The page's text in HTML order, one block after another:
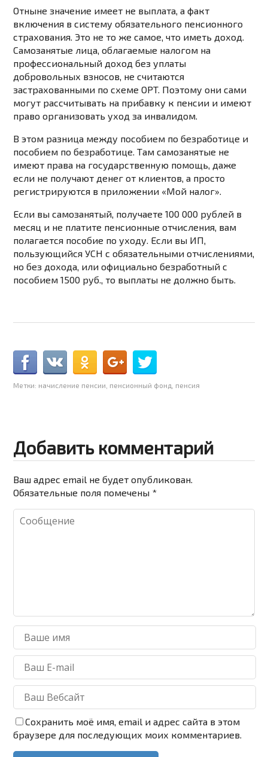
Отныне значение имеет не выплата, а факт
включения в систему обязательного пенсионного
страхования. Это не то же самое, что иметь доход.
Самозанятые лица, облагаемые налогом на
профессиональный доход без уплаты
добровольных взносов, не считаются
застрахованными по схеме OPT. Поэтому они сами
могут рассчитывать на прибавку к пенсии и имеют
право организовать уход за инвалидом.
В этом разница между пособием по безработице и
пособием по безработице. Там самозанятые не
имеют права на государственную помощь, даже
если не получают денег от клиентов, а просто
регистрируются в приложении «Мой налог».
Если вы самозанятый, получаете 100 000 рублей в
месяц и не платите пенсионные отчисления, вам
полагается пособие по уходу. Если вы ИП,
пользующийся УСН с обязательными отчислениями,
но без дохода, или официально безработный с
пособием 1500 руб., то выплаты не должно быть.
Метки: начисление пенсии пенсионный фонд пенсия
Добавить комментарий
Ваш адрес email не будет опубликован.
Обязательные поля помечены *
Сохранить моё имя, email и адрес сайта в этом
браузере для последующих моих комментариев.